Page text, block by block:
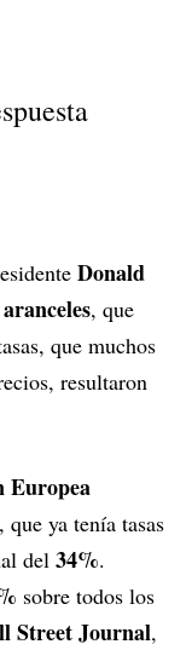
Donald
aranceles, que
que muchos
resultaron
Europea
, que ya tenía tasas
del 34%.
sobre todos los
Street Journal,